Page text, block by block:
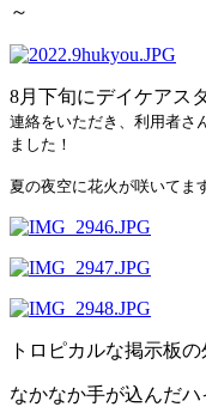
～
8月下旬にデイケアス
連絡をいただき、利用者さ
ました！
夏の夜空に花火が咲いてま
トロピカルな掲示板の
なかなか手が込んだ